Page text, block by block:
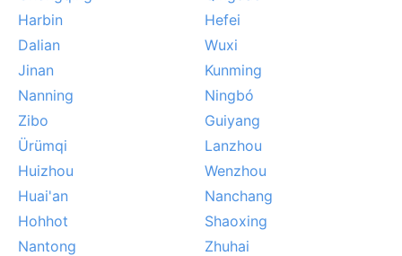
Gobi, que ocasionalmente tiñen el cielo de tonos
ocres. En general, el clima invita a recorrer la ciudad
sin extremos, salvo el calor estival.
Harbin
Hefei
Dalian
Wuxi
Jinan
Kunming
Nanning
Ningbó
Zibo
Guiyang
Ürümqi
Lanzhou
Huizhou
Wenzhou
Huai'an
Nanchang
Hohhot
Shaoxing
Nantong
Zhuhai